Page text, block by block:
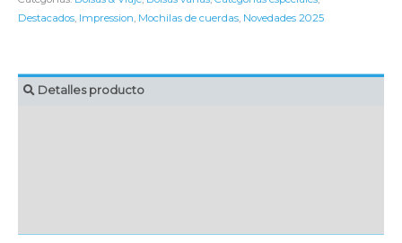
Destacados Impression Mochilas de cuerdas Novedades 2025
Detalles producto